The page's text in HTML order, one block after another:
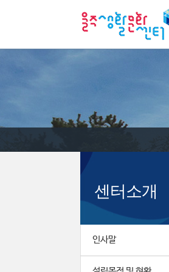
센터소개
인사말